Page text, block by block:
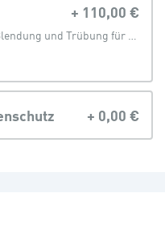
+ 110,00 €
Reduziert Blendung und Trübung für eine klarere Sicht
+ 0,00 €